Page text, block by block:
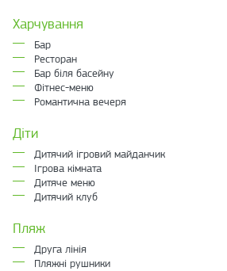
Харчування
Бар
Ресторан
Бар біля басейну
Фітнес-меню
Романтична вечеря
Діти
Дитячий ігровий майданчик
Ігрова кімната
Дитяче меню
Дитячий клуб
Пляж
Друга лінія
Пляжні рушники